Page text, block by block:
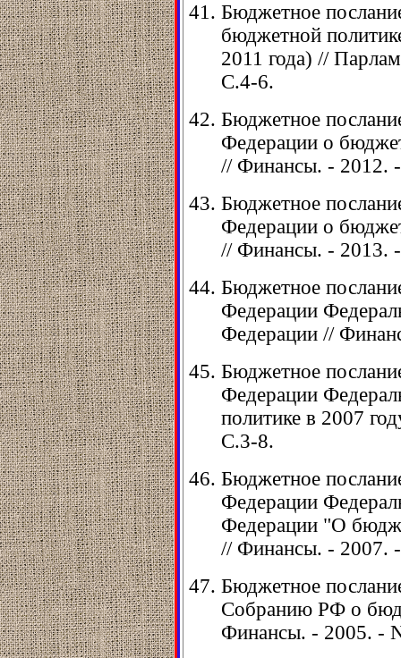
Бюджетное
бюджетной
2011 года) //
С.4-6.
Бюджетное
Федерации о
// Финансы. - 2012.
Бюджетное
Федерации о
// Финансы. - 2013.
Бюджетное
Федерации
Федерации //
Бюджетное
Федерации
политике в 2007
С.3-8.
Бюджетное
Федерации
Федерации "О
// Финансы. - 2007.
Бюджетное
Собранию РФ о
Финансы. - 2005. -